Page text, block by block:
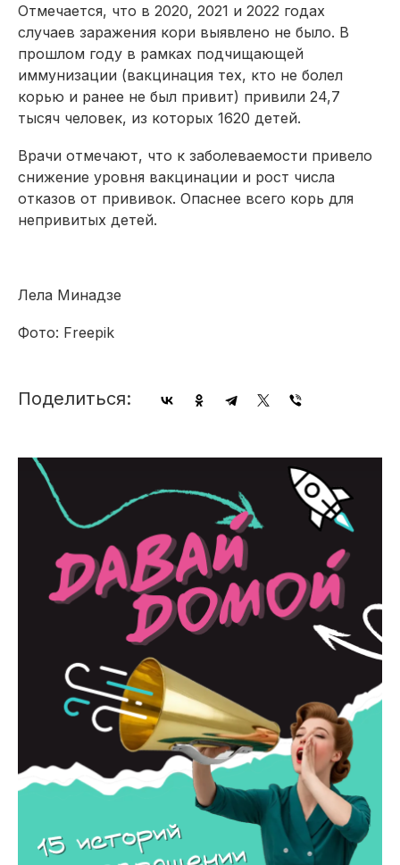
Отмечается, что в 2020, 2021 и 2022 годах
случаев заражения кори выявлено не было. В
прошлом году в рамках подчищающей
иммунизации (вакцинация тех, кто не болел
корью и ранее не был привит) привили 24,7
тысяч человек, из которых 1620 детей.
Врачи отмечают, что к заболеваемости привело
снижение уровня вакцинации и рост числа
отказов от прививок. Опаснее всего корь для
непривитых детей.
Лела Минадзе
Фото: Freepik
Поделиться: